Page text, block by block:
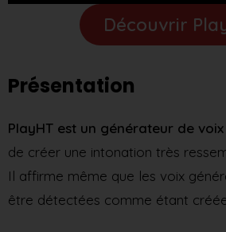
Découvrir
Présentation
PlayHT est un générateur de
de créer une intonation très
Il affirme même que les voix
être détectées comme étant